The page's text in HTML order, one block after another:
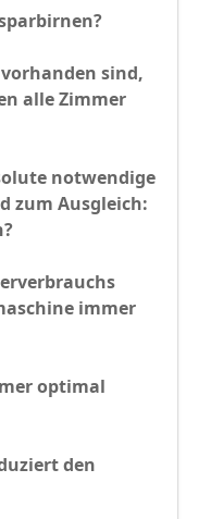
sind,
alle Zimmer
notwendige
zum Ausgleich:
immer
optimal
den